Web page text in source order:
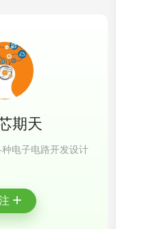
期天
电子电路开发设计
+